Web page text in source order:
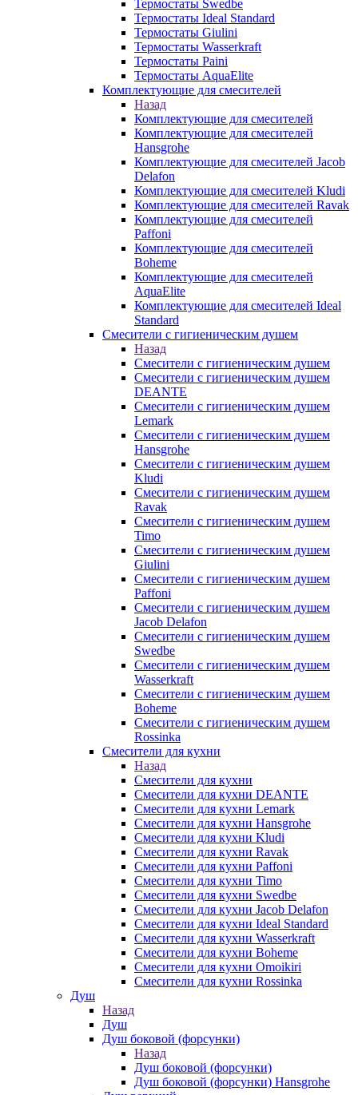
Термостаты Swedbe
Термостаты Ideal Standard
Термостаты Giulini
Термостаты Wasserkraft
Термостаты Paini
Термостаты AquaElite
Комплектующие для смесителей
Назад
Комплектующие для смесителей
Комплектующие для смесителей
Hansgrohe
Комплектующие для смесителей Jacob
Delafon
Комплектующие для смесителей Kludi
Комплектующие для смесителей Ravak
Комплектующие для смесителей
Paffoni
Комплектующие для смесителей
Boheme
Комплектующие для смесителей
AquaElite
Комплектующие для смесителей Ideal
Standard
Смесители с гигиеническим душем
Назад
Смесители с гигиеническим душем
Смесители с гигиеническим душем
DEANTE
Смесители с гигиеническим душем
Lemark
Смесители с гигиеническим душем
Hansgrohe
Смесители с гигиеническим душем
Kludi
Смесители с гигиеническим душем
Ravak
Смесители с гигиеническим душем
Timo
Смесители с гигиеническим душем
Giulini
Смесители с гигиеническим душем
Paffoni
Смесители с гигиеническим душем
Jacob Delafon
Смесители с гигиеническим душем
Swedbe
Смесители с гигиеническим душем
Wasserkraft
Смесители с гигиеническим душем
Boheme
Смесители с гигиеническим душем
Rossinka
Смесители для кухни
Назад
Смесители для кухни
Смесители для кухни DEANTE
Смесители для кухни Lemark
Смесители для кухни Hansgrohe
Смесители для кухни Kludi
Смесители для кухни Ravak
Смесители для кухни Paffoni
Смесители для кухни Timo
Смесители для кухни Swedbe
Смесители для кухни Jacob Delafon
Смесители для кухни Ideal Standard
Смесители для кухни Wasserkraft
Смесители для кухни Boheme
Смесители для кухни Omoikiri
Смесители для кухни Rossinka
Душ
Назад
Душ
Душ боковой (форсунки)
Назад
Душ боковой (форсунки)
Душ боковой (форсунки) Hansgrohe